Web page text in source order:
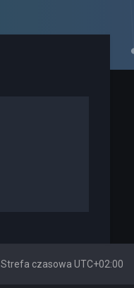
Strefa czasowa UTC+02:00